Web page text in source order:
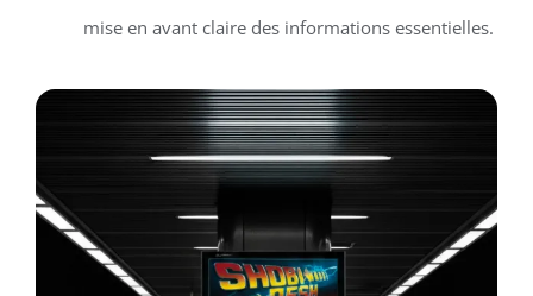
mise en avant claire des informations essentielles.